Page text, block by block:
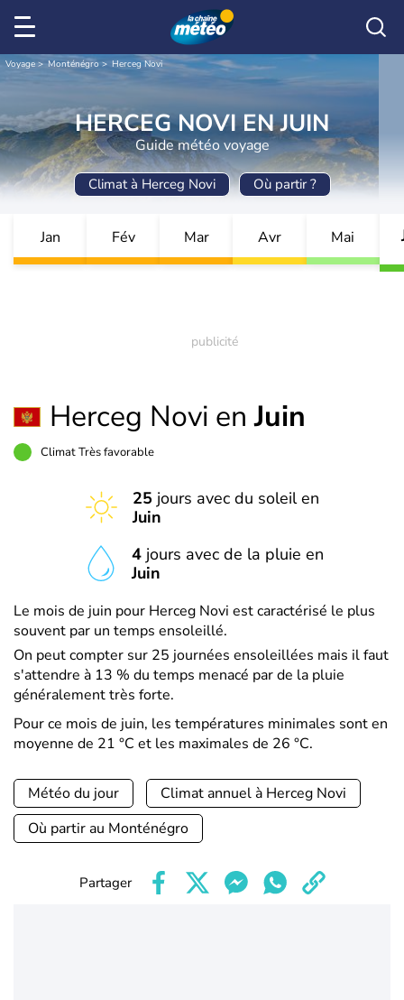
Voyage Monténégro Herceg Novi
HERCEG NOVI EN JUIN
Guide météo voyage
Climat à Herceg Novi Où partir ?
Jan Fév Mar Avr Mai
Herceg Novi enJuin
Climat Très favorable
25 jours avec du soleil en
Juin
4 jours avec de la pluie en
Juin
Le mois de juin pour Herceg Novi est caractérisé le plus
souvent par un temps ensoleillé.
On peut compter sur 25 journées ensoleillées mais il faut
s'attendre à 13 % du temps menacé par de la pluie
généralement très forte.
Pour ce mois de juin, les températures minimales sont en
moyenne de 21 °C et les maximales de 26 °C.
Météo du jour
Climat annuel à Herceg Novi
Où partir au Monténégro
Partager